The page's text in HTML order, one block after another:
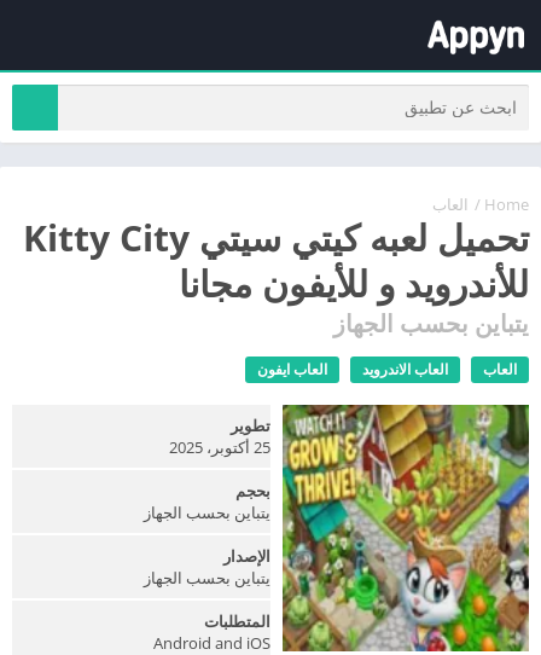
Home
/ العاب
تحميل لعبه كيتي سيتي Kitty City
للأندرويد و للأيفون مجانا
يتباين بحسب الجهاز
العاب العاب الاندرويد العاب ايفون
تطوير
25 أكتوبر، 2025
بحجم
يتباين بحسب الجهاز
الإصدار
يتباين بحسب الجهاز
المتطلبات
Android and iOS